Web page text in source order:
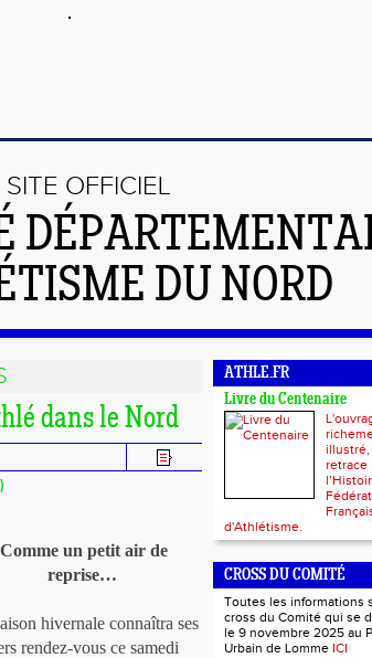
SITE OFFICIEL
DU NORD
dans le Nord
Comme un petit air de
reprise…
hivernale connaîtra ses
rendez-vous ce samedi
ATHLE.FR
Livre du Centenaire
illustré,
retrace
d'Athlétisme.
CROSS DU COMITÉ
Toutes les informations
cross du Comité qui se
le 9 novembre 2025 au
Urbain de Lomme ICI